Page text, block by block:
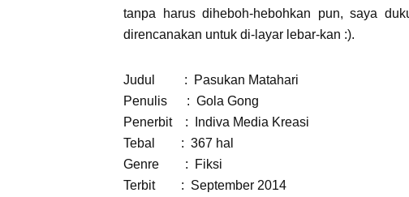
tanpa harus diheboh-hebohkan pun, saya
direncanakan untuk di-layar lebar-kan :).
Judul :
Pasukan Matahari
Penulis
: Gola Gong
Penerbit
: Indiva Media Kreasi
Tebal
: 367 hal
Genre
:
Fiksi
Terbit
: September 2014